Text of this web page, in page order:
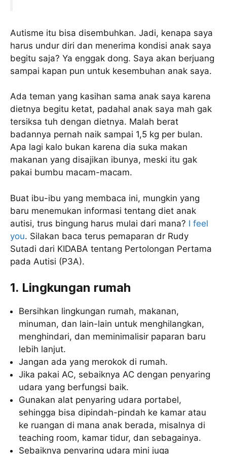
Autisme itu bisa disembuhkan. Jadi, kenapa saya
harus undur diri dan menerima kondisi anak saya
begitu saja? Ya enggak dong. Saya akan berjuang
sampai kapan pun untuk kesembuhan anak saya.
Ada teman yang kasihan sama anak saya karena
dietnya begitu ketat, padahal anak saya mah gak
tersiksa tuh dengan dietnya. Malah berat
badannya pernah naik sampai 1,5 kg per bulan.
Apa lagi kalo bukan karena dia suka makan
makanan yang disajikan ibunya, meski itu gak
pakai bumbu macam-macam.
Buat ibu-ibu yang membaca ini, mungkin yang
baru menemukan informasi tentang diet anak
autisi, trus bingung harus mulai dari mana? I feel
you. Silakan baca terus pemaparan dr Rudy
Sutadi dari KIDABA tentang Pertolongan Pertama
pada Autisi (P3A).
1. Lingkungan rumah
Bersihkan lingkungan rumah, makanan,
minuman, dan lain-lain untuk menghilangkan,
menghindari, dan meminimalisir paparan baru
lebih lanjut.
Jangan ada yang merokok di rumah.
Jika pakai AC, sebaiknya AC dengan penyaring
udara yang berfungsi baik.
Gunakan alat penyaring udara portabel,
sehingga bisa dipindah-pindah ke kamar atau
ke ruangan di mana anak berada, misalnya di
teaching room, kamar tidur, dan sebagainya.
Sebaiknya penyaring udara mini juga